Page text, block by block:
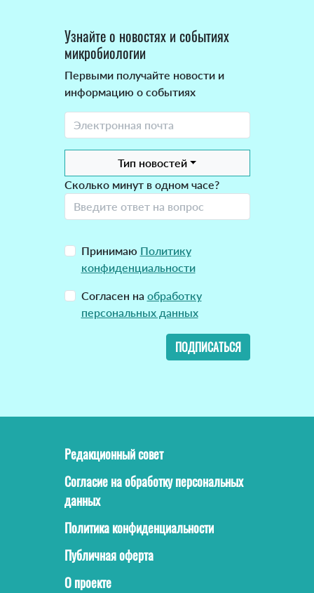
Узнайте о новостях и событиях
микробиологии
Первыми получайте новости и
информацию о событиях
Тип новостей
Сколько минут в одном часе?
Принимаю Политику
конфиденциальности
Согласен на обработку
персональных данных
ПОДПИСАТЬСЯ
Редакционный совет
Согласие на обработку персональных
данных
Политика конфиденциальности
Публичная оферта
О проекте